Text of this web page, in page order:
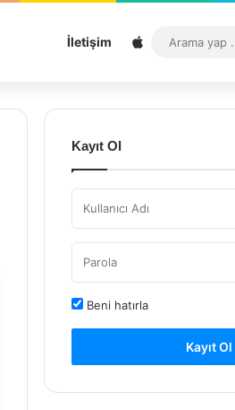
İletişim Sitemap
Kayıt Ol
Beni hatırla
Kayıt Ol